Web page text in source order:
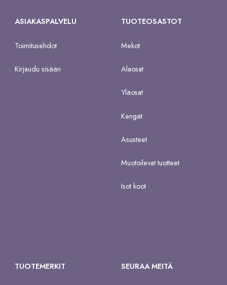
ASIAKASPALVELU
Toimitusehdot
Kirjaudu sisään
TUOTEOSASTOT
Mekot
Alaosat
Yläosat
Kengät
Asusteet
Muotoilevat tuotteet
Isot koot
TUOTEMERKIT SEURAA MEITÄ